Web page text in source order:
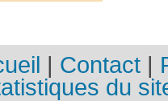
| Contact |
du